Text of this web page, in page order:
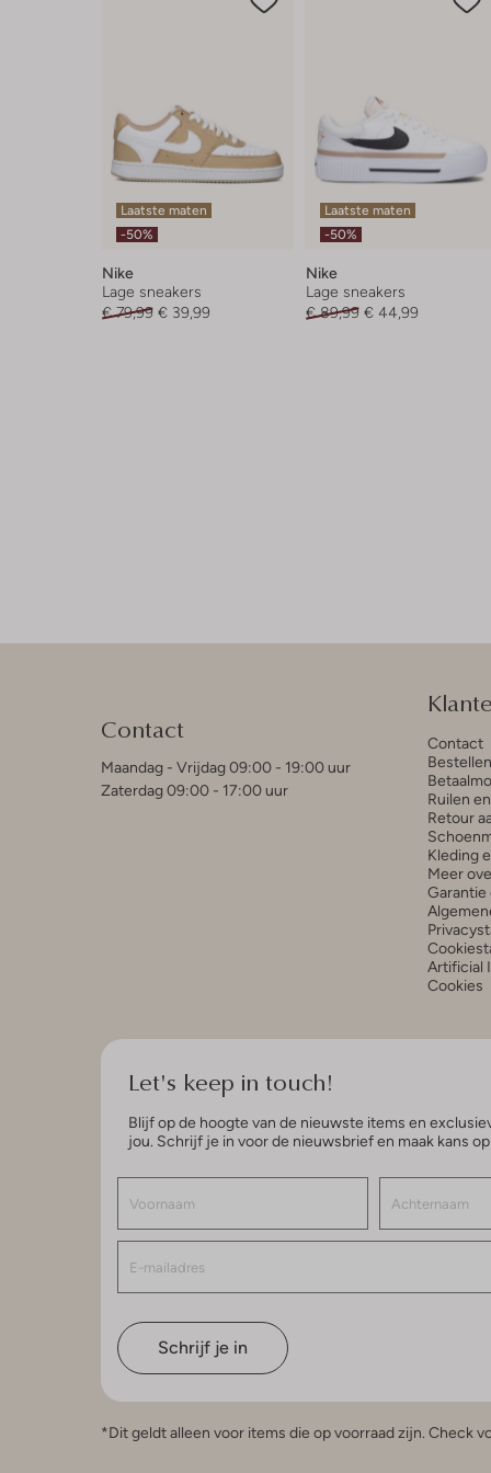
Laatste maten
-50%
Nike
Lage sneakers
€ 79,99 € 39,99
Laatste maten
-50%
Nike
Lage sneakers
€ 89,99 € 44,99
Contact
Maandag - Vrijdag 09:00 - 19:00 uur
Zaterdag 09:00 - 17:00 uur
Contact
Ruilen
Retour
Kleding
Meer
Garantie
Artificial
Cookies
Let's keep in touch!
Blijf op de hoogte van de nieuwste items en
jou. Schrijf je in voor de nieuwsbrief en maak kans
Schrijf je in
*Dit geldt alleen voor items die op voorraad zijn. Check